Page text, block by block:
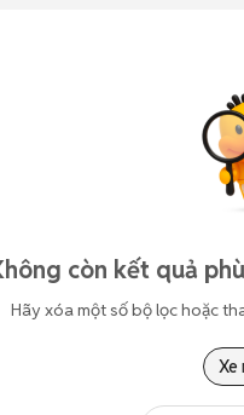
còn kết quả
Hãy xóa một số bộ lọc hoặc
Xe